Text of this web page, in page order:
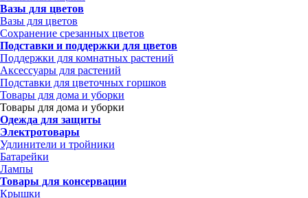
Вазы для цветов
Вазы для цветов
Сохранение срезанных цветов
Подставки и поддержки для цветов
Поддержки для комнатных растений
Аксессуары для растений
Подставки для цветочных горшков
Товары для дома и уборки
Товары для дома и уборки
Одежда для защиты
Электротовары
Удлинители и тройники
Батарейки
Лампы
Товары для консервации
Крышки